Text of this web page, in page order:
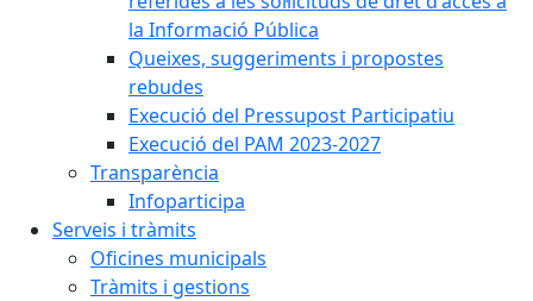
la Informació Pública
Queixes, suggeriments i propostes
rebudes
Execució del Pressupost Participatiu
Execució del PAM 2023-2027
Transparència
Infoparticipa
Serveis i tràmits
Oficines municipals
Tràmits i gestions